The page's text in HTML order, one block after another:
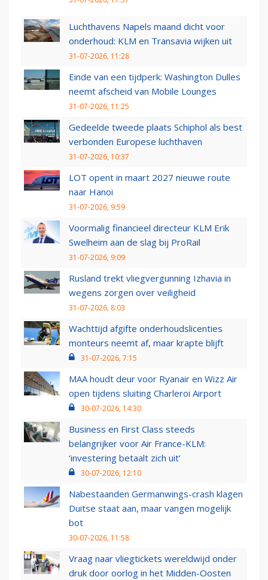
Luchthavens Napels maand dicht voor
onderhoud: KLM en Transavia wijken uit
31-07-2026, 11:28
Einde van een tijdperk: Washington Dulles
neemt afscheid van Mobile Lounges
31-07-2026, 11:25
Gedeelde tweede plaats Schiphol als best
verbonden Europese luchthaven
31-07-2026, 10:37
LOT opent in maart 2027 nieuwe route
naar Hanoi
31-07-2026, 9:59
Voormalig financieel directeur KLM Erik
Swelheim aan de slag bij ProRail
31-07-2026, 9:09
Rusland trekt vliegvergunning Izhavia in
wegens zorgen over veiligheid
31-07-2026, 8:03
Wachttijd afgifte onderhoudslicenties
monteurs neemt af, maar krapte blijft
31-07-2026, 7:15
MAA houdt deur voor Ryanair en Wizz Air
open tijdens sluiting Charleroi Airport
30-07-2026, 14:30
Business en First Class steeds
belangrijker voor Air France-KLM:
‘investering betaalt zich uit’
30-07-2026, 12:10
Nabestaanden Germanwings-crash klagen
Duitse staat aan, maar vangen mogelijk
bot
30-07-2026, 11:58
Vraag naar vliegtickets wereldwijd onder
druk door oorlog in het Midden-Oosten